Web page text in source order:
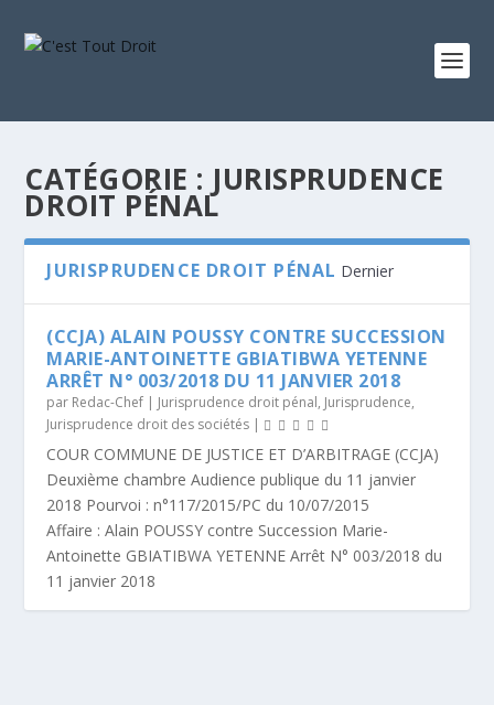
CATÉGORIE : JURISPRUDENCE
DROIT PÉNAL
JURISPRUDENCE DROIT PÉNAL Dernier
(CCJA) ALAIN POUSSY CONTRE SUCCESSION
MARIE-ANTOINETTE GBIATIBWA YETENNE
ARRÊT N° 003/2018 DU 11 JANVIER 2018
par Redac-Chef | Jurisprudence droit pénal, Jurisprudence,
Jurisprudence droit des sociétés |
COUR COMMUNE DE JUSTICE ET D’ARBITRAGE (CCJA)
Deuxième chambre Audience publique du 11 janvier
2018 Pourvoi : n°117/2015/PC du 10/07/2015
Affaire : Alain POUSSY contre Succession Marie-
Antoinette GBIATIBWA YETENNE Arrêt N° 003/2018 du
11 janvier 2018